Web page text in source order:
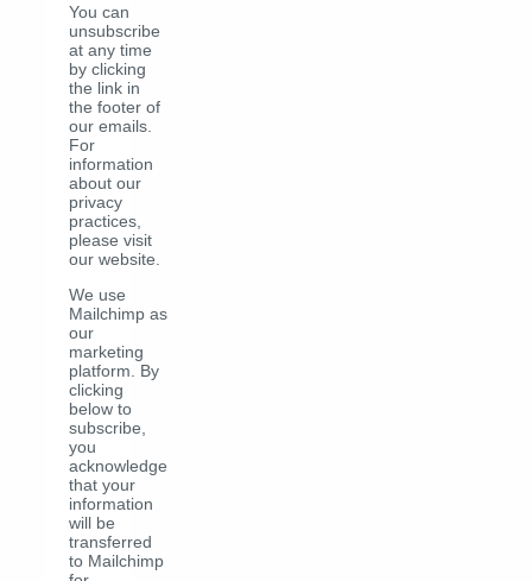
You can
unsubscribe
at any time
by clicking
the link in
the footer of
our emails.
For
information
about our
privacy
practices,
please visit
our website.
We use
Mailchimp as
our
marketing
platform. By
clicking
below to
subscribe,
you
acknowledge
that your
information
will be
transferred
to Mailchimp